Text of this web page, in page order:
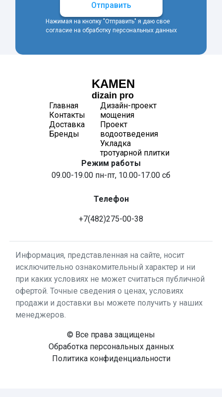
Отправить
Нажимая на кнопку "Отправить" я даю свое
согласие на обработку персональных данных
KAMEN
dizain pro
Главная
Контакты
Доставка
Бренды
Дизайн-проект
мощения
Проект
водоотведения
Укладка
тротуарной плитки
Режим работы
09.00-19.00 пн-пт, 10.00-17.00 сб
Телефон
+7(482)275-00-38
Информация, представленная на сайте, носит
исключительно ознакомительный характер и ни
при каких условиях не может считаться публичной
офертой. Точные сведения о ценах, условиях
продажи и доставки вы можете получить у наших
менеджеров.
© Все права защищены
Обработка персональных данных
Политика конфиденциальности